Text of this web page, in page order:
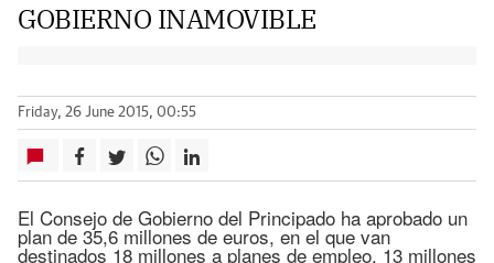
GOBIERNO INAMOVIBLE
Friday, 26 June 2015, 00:55
El Consejo de Gobierno del Principado ha aprobado un
plan de 35,6 millones de euros, en el que van
destinados 18 millones a planes de empleo, 13 millones